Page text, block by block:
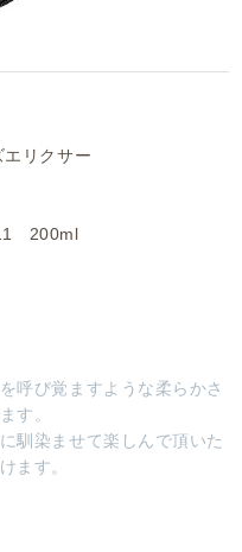
リクサー
200ml
呼び覚ますような柔らかさ
す。
馴染ませて楽しんで頂いた
ます。